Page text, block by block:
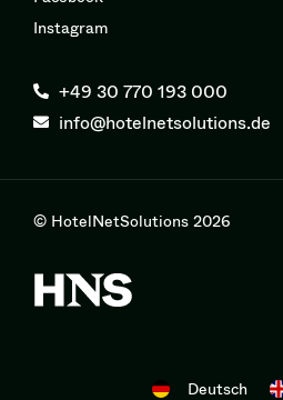
Instagram
+49 30 770 193 000
info@hotelnetsolutions.de
Deutsch
© HotelNetSolutions 2026